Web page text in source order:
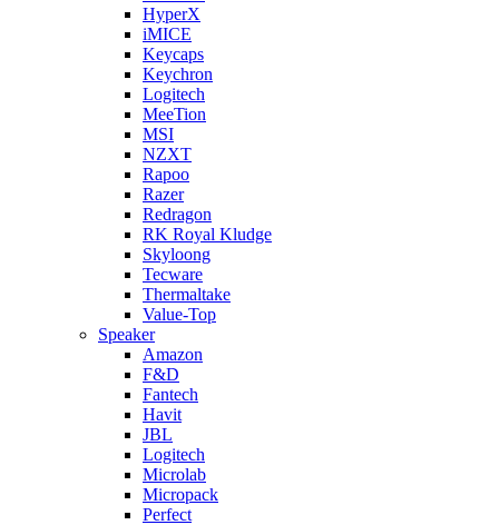
HyperX
iMICE
Keycaps
Keychron
Logitech
MeeTion
MSI
NZXT
Rapoo
Razer
Redragon
RK Royal Kludge
Skyloong
Tecware
Thermaltake
Value-Top
Speaker
Amazon
F&D
Fantech
Havit
JBL
Logitech
Microlab
Micropack
Perfect